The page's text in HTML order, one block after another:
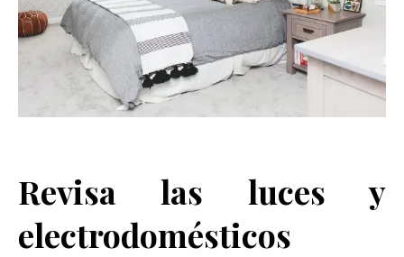
Revisa las luces y
electrodomésticos